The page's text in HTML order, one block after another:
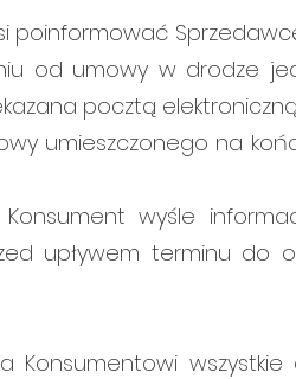
poinformować
od umowy w drodze
pocztą
umieszczonego na
wyśle
upływem terminu do